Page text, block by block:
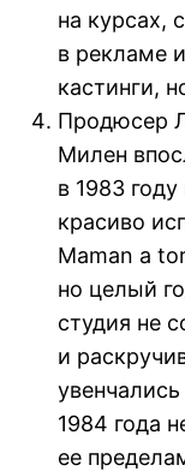
на курсах,
в рекламе
кастинги,
Продюсер
Милен
в 1983
красиво
Maman a
но целый
студия не
и
1984 года
ее